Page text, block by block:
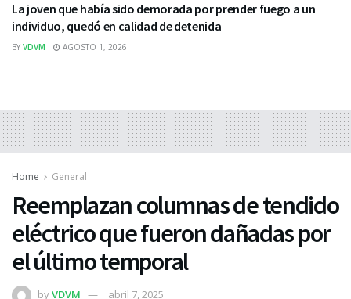
La joven que había sido demorada por prender fuego a un
individuo, quedó en calidad de detenida
BY VDVM AGOSTO 1, 2026
Home General
Reemplazan columnas de tendido
eléctrico que fueron dañadas por
el último temporal
byVDVM abril 7, 2025